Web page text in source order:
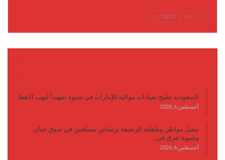
NEXT
السعودية تطيح بقيادات موالية للإمارات في شبوة تمهيداً لنهب النفط
أغسطس 6, 2026
مقتل مواطن وطفلته الرضيعة برصاص مسلحين في سوق حبان..
وشبوة تغرق في…
أغسطس 6, 2026